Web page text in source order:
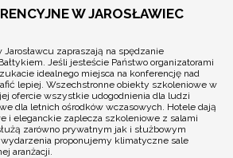
W JAROSŁAWIEC
zapraszają na spędzanie
Jeśli jesteście Państwo organizatorami
idealnego miejsca na konferencję nad
lepiej. Wszechstronne obiekty szkoleniowe w
ofercie wszystkie udogodnienia dla ludzi
dla letnich ośrodków wczasowych. Hotele dają
i eleganckie zaplecza szkoleniowe z salami
zarówno prywatnym jak i służbowym
proponujemy klimatyczne sale
aranżacji.